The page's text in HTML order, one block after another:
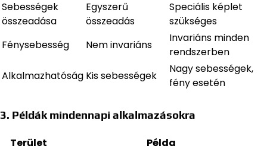
Sebességek
összeadása
Egyszerű
összeadás
Speciális képlet
szükséges
Fénysebesség
Nem invariáns
Invariáns minden
rendszerben
Alkalmazhatóság Kis sebességek
Nagy sebességek,
fény esetén
3. Példák mindennapi alkalmazásokra
Terület
Példa